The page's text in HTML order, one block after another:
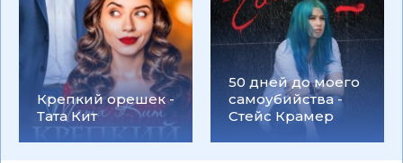
Крепкий орешек -
Тата Кит
50 дней до моего
самоубийства -
Стейс Крамер